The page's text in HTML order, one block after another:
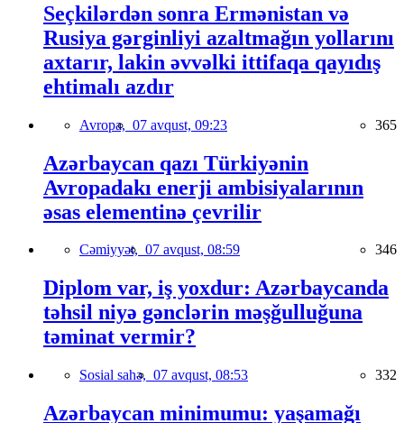
Seçkilərdən sonra Ermənistan və
Rusiya gərginliyi azaltmağın yollarını
axtarır, lakin əvvəlki ittifaqa qayıdış
ehtimalı azdır
Avropa, 07 avqust, 09:23 365
Azərbaycan qazı Türkiyənin
Avropadakı enerji ambisiyalarının
əsas elementinə çevrilir
Cəmiyyət, 07 avqust, 08:59 346
Diplom var, iş yoxdur: Azərbaycanda
təhsil niyə gənclərin məşğulluğuna
təminat vermir?
Sosial sahə, 07 avqust, 08:53 332
Azərbaycan minimumu: yaşamağı